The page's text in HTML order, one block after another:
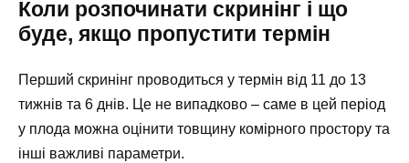
Коли розпочинати скринінг і що
буде, якщо пропустити термін
Перший скринінг проводиться у термін від 11 до 13
тижнів та 6 днів. Це не випадково – саме в цей період
у плода можна оцінити товщину комірного простору та
інші важливі параметри.